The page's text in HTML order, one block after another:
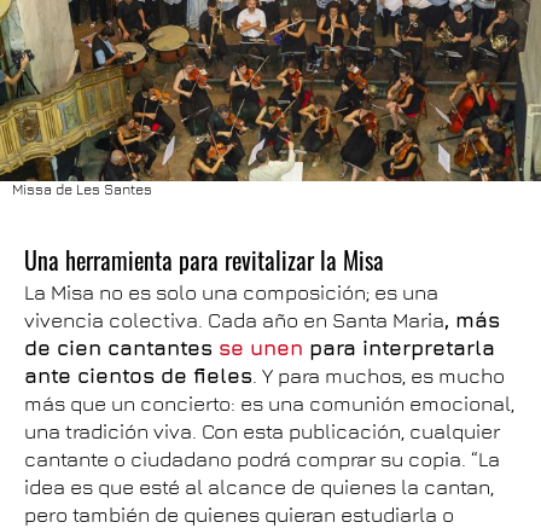
Missa de Les Santes
Una herramienta para revitalizar la Misa
La Misa no es solo una composición; es una
vivencia colectiva. Cada año en Santa Maria, más
de cien cantantes se unen para interpretarla
ante cientos de fieles . Y para muchos, es mucho
más que un concierto: es una comunión emocional,
una tradición viva. Con esta publicación, cualquier
cantante o ciudadano podrá comprar su copia. “La
idea es que esté al alcance de quienes la cantan,
pero también de quienes quieran estudiarla o